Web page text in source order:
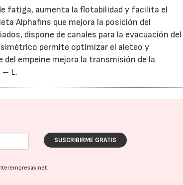
fatiga, aumenta la flotabilidad y facilita el
Alphafins que mejora la posición del
dispone de canales para la evacuación del
permite optimizar el aleteo y
empeine mejora la transmisión de la
– L.
SUSCRIBIRME GRATIS